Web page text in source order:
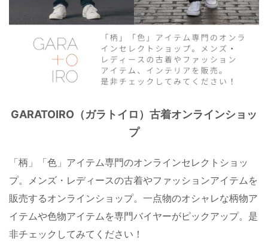
GARATOIRO（ガラトイロ）古着オンラインショッ
プ
「柄」「色」アイテム専門のオンラインセレクトショッ
プ。メンズ・レディースの古着やファッションアイテムを
販売するオンラインショップ。一点物のオシャレな柄物ア
イテムや色物アイテムを専門バイヤーがピックアップ。是
非チェックしてみてください！